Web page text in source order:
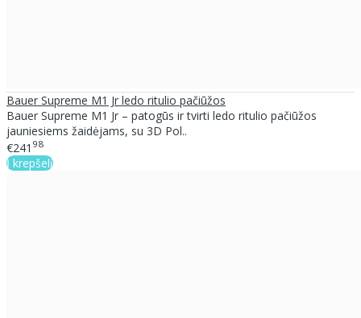
Bauer Supreme M1 Jr ledo ritulio pačiūžos
Bauer Supreme M1 Jr – patogūs ir tvirti ledo ritulio pačiūžos
jauniesiems žaidėjams, su 3D Pol..
€241 98
Į krepšelį